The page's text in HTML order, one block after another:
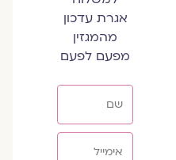
אגרת עדכון
מהמגזין
מפעם לפעם